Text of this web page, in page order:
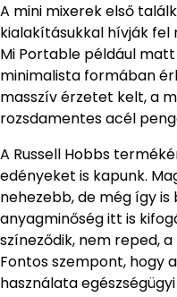
A mini mixerek első
kialakításukkal hívják fel
Mi Portable például
minimalista formában
masszív érzetet kelt, a
rozsdamentes acél
A Russell Hobbs
edényeket is kapunk.
nehezebb, de még így
anyagminőség itt is
színeződik, nem reped,
Fontos szempont, hogy
használata